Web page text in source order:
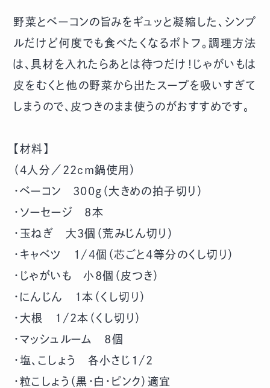
野菜とベーコンの旨みをギュッと凝縮した、シンプ
ルだけど何度でも食べたくなるポトフ。調理方法
は、具材を入れたらあとは待つだけ！じゃがいもは
皮をむくと他の野菜から出たスープを吸いすぎて
しまうので、皮つきのまま使うのがおすすめです。
【材料】
（4人分／22cm鍋使用）
・ベーコン 300g（大きめの拍子切り）
・ソーセージ 8本
・玉ねぎ 大3個（荒みじん切り）
・キャベツ 1/4個（芯ごと4等分のくし切り）
・じゃがいも 小8個（皮つき）
・にんじん 1本（くし切り）
・大根 1/2本（くし切り）
・マッシュルーム 8個
・塩、こしょう 各小さじ1/2
・粒こしょう（黒・白・ピンク）適宜